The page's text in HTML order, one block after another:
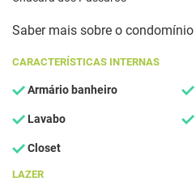
Saber mais sobre o condomínio
CARACTERÍSTICAS INTERNAS
Armário banheiro
Lavabo
Closet
LAZER